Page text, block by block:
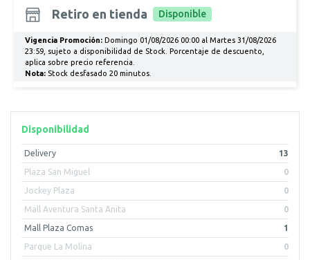
Disponibilidad
Delivery 13
Plaza San Miguel 0
Jockey Plaza 0
Mall Aventura Santa Anita 0
Mall Plaza Comas 1
Parque La Molina 0
Retiro en tienda Disponible
Vigencia Promoción:Domingo 01/08/2026 00:00 al Martes 31/08/2026
23:59, sujeto a disponibilidad de Stock. Porcentaje de descuento,
aplica sobre precio referencia.
Nota:Stock desfasado 20 minutos.